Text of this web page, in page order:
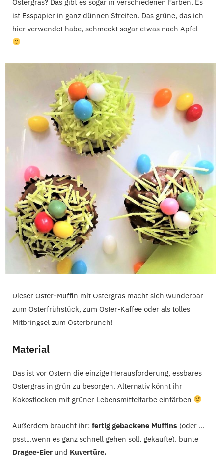
Ostergras? Das gibt es sogar in verschiedenen Farben. Es
ist Esspapier in ganz dünnen Streifen. Das grüne, das ich
hier verwendet habe, schmeckt sogar etwas nach Apfel
Dieser Oster-Muffin mit Ostergras macht sich wunderbar
zum Osterfrühstück, zum Oster-Kaffee oder als tolles
Mitbringsel zum Osterbrunch!
Material
Das ist vor Ostern die einzige Herausforderung, essbares
Ostergras in grün zu besorgen. Alternativ könnt ihr
Kokosflocken mit grüner Lebensmittelfarbe einfärben
Außerdem braucht ihr: fertig gebackene Muffins (oder …
psst…wenn es ganz schnell gehen soll, gekaufte), bunte
Dragee-Eier und Kuvertüre.